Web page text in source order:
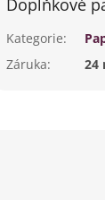
Doplňkové
Kategorie:
Záruka: 24